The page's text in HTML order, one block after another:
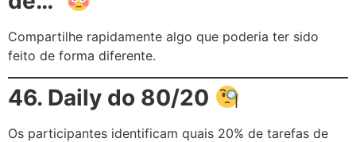
Compartilhe rapidamente algo que poderia ter sido
feito de forma diferente.
46. Daily do 80/20
Os participantes identificam quais 20% de tarefas de